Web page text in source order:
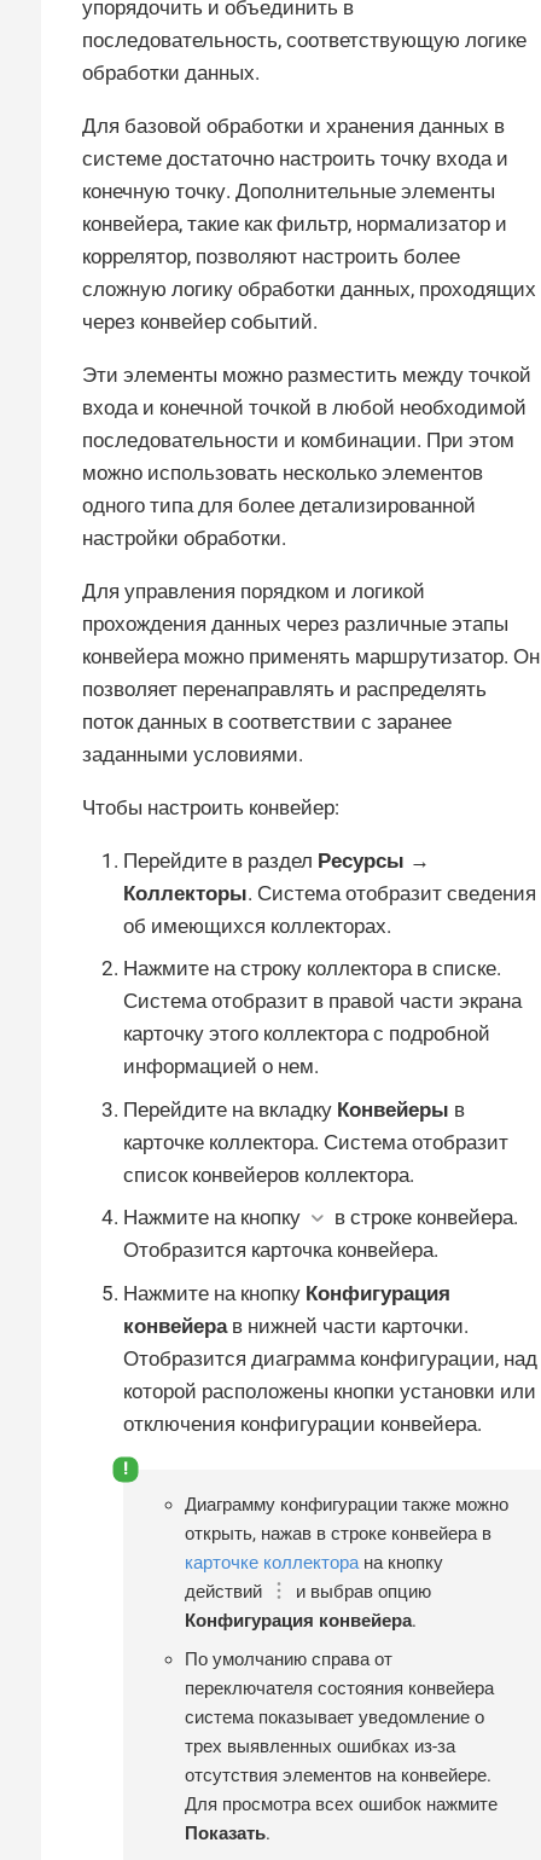
упорядочить и объединить в
последовательность, соответствующую логике
обработки данных.
Для базовой обработки и хранения данных в
системе достаточно настроить точку входа и
конечную точку. Дополнительные элементы
конвейера, такие как фильтр, нормализатор и
коррелятор, позволяют настроить более
сложную логику обработки данных, проходящих
через конвейер событий.
Эти элементы можно разместить между точкой
входа и конечной точкой в любой необходимой
последовательности и комбинации. При этом
можно использовать несколько элементов
одного типа для более детализированной
настройки обработки.
Для управления порядком и логикой
прохождения данных через различные этапы
конвейера можно применять маршрутизатор. Он
позволяет перенаправлять и распределять
поток данных в соответствии с заранее
заданными условиями.
Чтобы настроить конвейер:
Перейдите в раздел Ресурсы →
Коллекторы. Система отобразит сведения
об имеющихся коллекторах.
Нажмите на строку коллектора в списке.
Система отобразит в правой части экрана
карточку этого коллектора с подробной
информацией о нем.
Перейдите на вкладку Конвейеры в
карточке коллектора. Система отобразит
список конвейеров коллектора.
Нажмите на кнопку
в строке конвейера.
Отобразится карточка конвейера.
Нажмите на кнопку Конфигурация
конвейерав нижней части карточки.
Отобразится диаграмма конфигурации, над
которой расположены кнопки установки или
отключения конфигурации конвейера.
Диаграмму конфигурации также можно
открыть, нажав в строке конвейера в
карточке коллектора на кнопку
действий
и выбрав опцию
Конфигурация конвейера.
По умолчанию справа от
переключателя состояния конвейера
система показывает уведомление о
трех выявленных ошибках из-за
отсутствия элементов на конвейере.
Для просмотра всех ошибок нажмите
Показать.